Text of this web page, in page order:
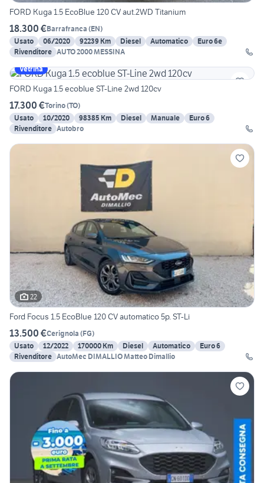
FORD Kuga 1.5 EcoBlue 120 CV aut.2WD Titanium
18.300 €Barrafranca (EN)
Usato
06/2020 92239 Km Diesel Automatico
Euro 6e
Rivenditore AUTO 2000 MESSINA
Vetrina
FORD Kuga 1.5 ecoblue ST-Line 2wd 120cv
17.300 €Torino(TO)
Usato
10/2020 98385 Km Diesel Manuale
Euro 6
Rivenditore Autobro
22
Ford Focus 1.5 EcoBlue 120 CV automatico 5p. ST-Li
13.500 €Cerignola (FG)
Usato
12/2022 170000 Km Diesel Automatico
Euro 6
Rivenditore AutoMec DIMALLIO Matteo Dimallio